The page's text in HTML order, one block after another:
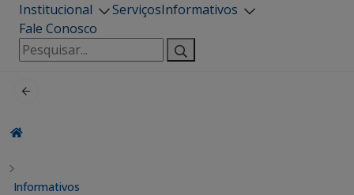
Institucional ServiçosInformativos
Fale Conosco
Pesquisar
por:
Informativos